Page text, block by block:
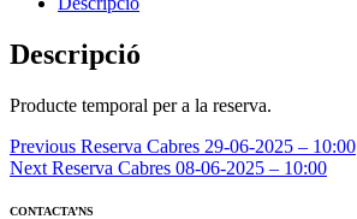
21-
06-
-
Descripció
Producte temporal per a la reserva.
Navegació
d'entrades
Previous Reserva Cabres 29-06-2025 – 10:00
Next Reserva Cabres 08-06-2025 – 10:00
CONTACTA’NS